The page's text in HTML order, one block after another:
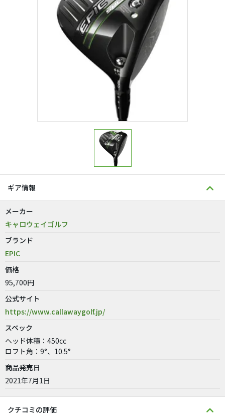
ギア情報
メーカー
キャロウェイゴルフ
ブランド
EPIC
価格
95,700円
公式サイト
https://www.callawaygolf.jp/
スペック
ヘッド体積：450cc
ロフト角：9°、10.5°
商品発売日
2021年7月1日
クチコミの評価